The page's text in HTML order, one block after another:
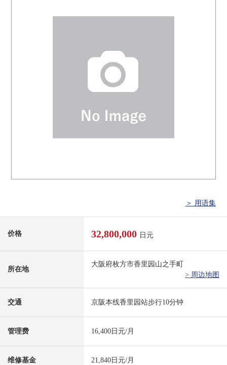
＞ 用语集
价格 32,800,000 日元
所在地
大阪府枚方市香里园山之手町
> 周边地图
交通 京阪本线香里园站步行10分钟
管理费 16,400日元/月
维修基金 21,840日元/月